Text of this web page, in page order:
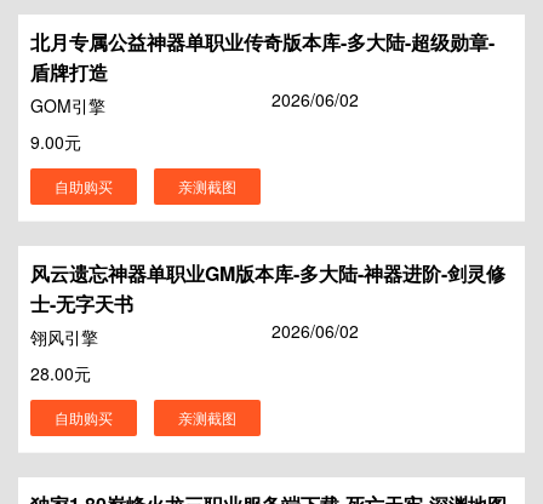
北月专属公益神器单职业传奇版本库-多大陆-超级勋章-
盾牌打造
GOM引擎
2026/06/02
9.00元
自助购买 亲测截图
风云遗忘神器单职业GM版本库-多大陆-神器进阶-剑灵修
士-无字天书
翎风引擎
2026/06/02
28.00元
自助购买 亲测截图